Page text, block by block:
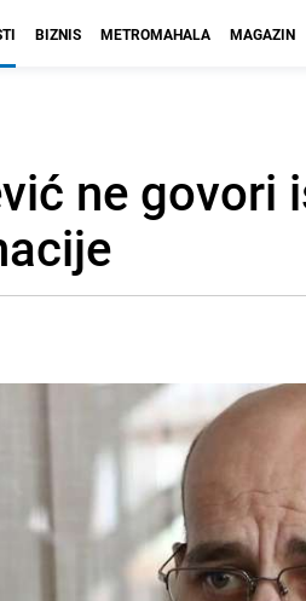
BIZNIS METROMAHALA MAGAZIN
ne govori